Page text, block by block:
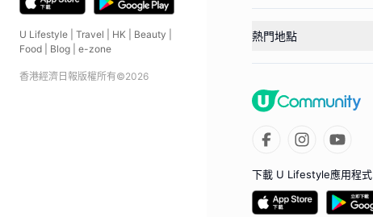
U Lifestyle Travel HK Beauty
Food
Blog e-zone
香港經濟日報版權所有©2026
熱門地點
下載 U Lifestyle應用程式